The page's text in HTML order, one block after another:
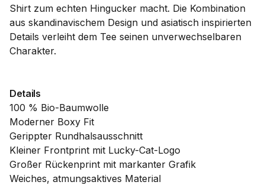
Shirt zum echten Hingucker macht. Die Kombination
aus skandinavischem Design und asiatisch inspirierten
Details verleiht dem Tee seinen unverwechselbaren
Charakter.
Details
100 % Bio-Baumwolle
Moderner Boxy Fit
Gerippter Rundhalsausschnitt
Kleiner Frontprint mit Lucky-Cat-Logo
Großer Rückenprint mit markanter Grafik
Weiches, atmungsaktives Material